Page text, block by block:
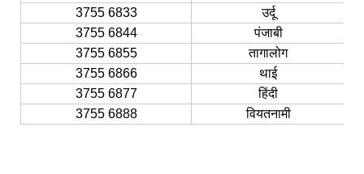
3755 6833
उर्दू
3755 6844
पंजाबी
3755 6855
तागालोग
3755 6866
थाई
3755 6877
हिंदी
3755 6888
वियतनामी